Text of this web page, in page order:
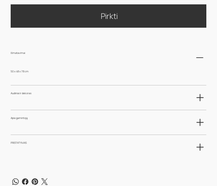
Pirkti
Išmatavimai
50 x 48 x 78 cm
Audiniai ir dekoras
Apie gamintoją
PRISTATYMAS